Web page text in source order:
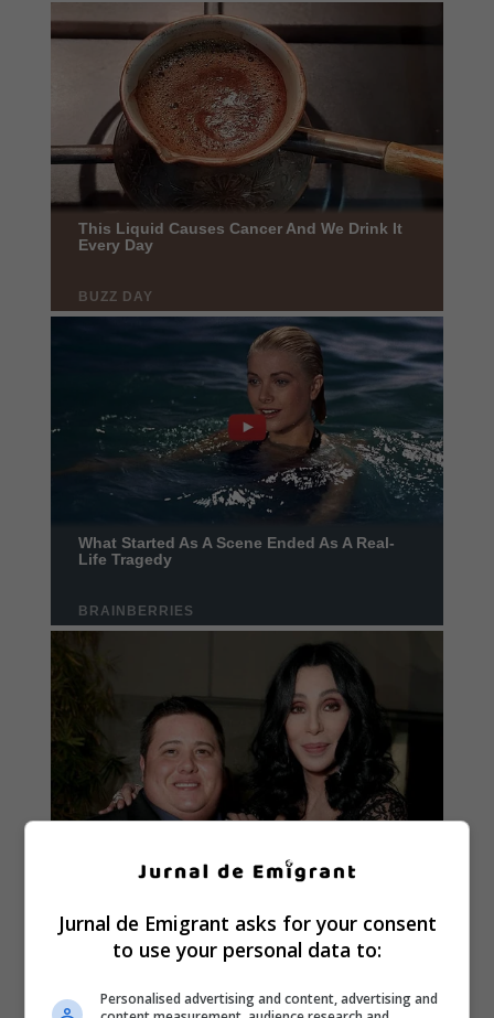
Jurnal de Emigrant asks for your consent
to use your personal data to:
Personalised advertising and content, advertising and